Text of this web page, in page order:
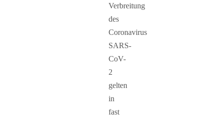
Verbreitung
des
Coronavirus
SARS-
CoV-
2
gelten
in
fast